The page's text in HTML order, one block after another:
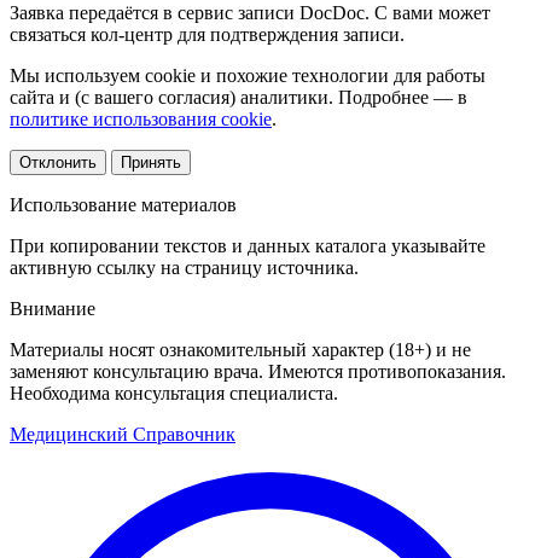
Заявка передаётся в сервис записи DocDoc. С вами может
связаться кол-центр для подтверждения записи.
Мы используем cookie и похожие технологии для работы
сайта и (с вашего согласия) аналитики. Подробнее — в
политике использования cookie.
Отклонить Принять
Использование материалов
При копировании текстов и данных каталога указывайте
активную ссылку на страницу источника.
Внимание
Материалы носят ознакомительный характер (18+) и не
заменяют консультацию врача. Имеются противопоказания.
Необходима консультация специалиста.
Медицинский Справочник